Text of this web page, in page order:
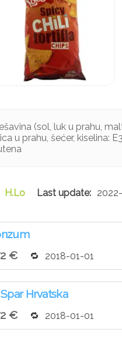
(sol, luk u prahu,
u prahu, šećer, kiselina:
H.Lo
€
2018-01-01
Spar Hrvatska
€
2018-01-01